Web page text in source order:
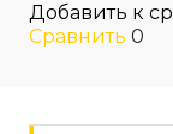
Добавить к
Сравнить 0